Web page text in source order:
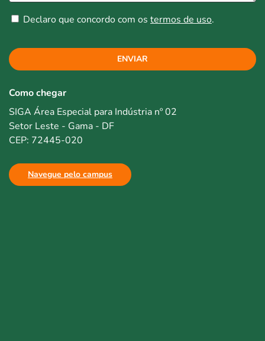
Declaro que concordo com os termos de uso.
ENVIAR
Como chegar
SIGA Área Especial para Indústria nº 02
Setor Leste - Gama - DF
CEP: 72445-020
Navegue pelo campus